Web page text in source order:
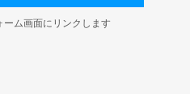
ム画面にリンクします